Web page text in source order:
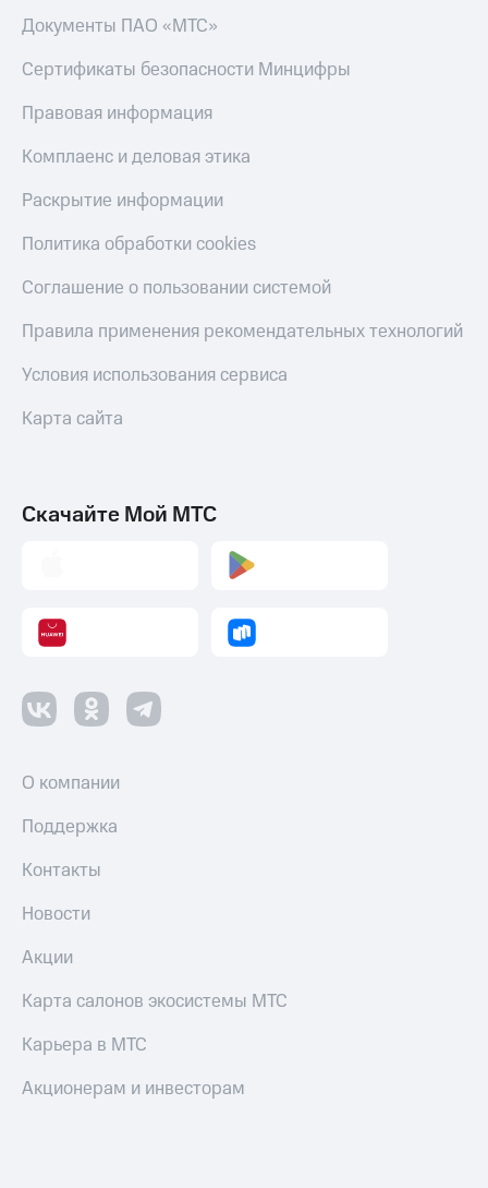
Документы ПАО «МТС»
Сертификаты безопасности Минцифры
Правовая информация
Комплаенс и деловая этика
Раскрытие информации
Политика обработки cookies
Соглашение о пользовании системой
Правила применения рекомендательных технологий
Условия использования сервиса
Карта сайта
Скачайте Мой МТС
О компании
Поддержка
Контакты
Новости
Акции
Карта салонов экосистемы МТС
Карьера в МТС
Акционерам и инвесторам